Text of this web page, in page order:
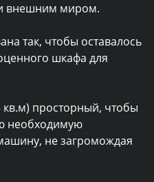
внешним миром.
так, чтобы оставалось
шкафа для
просторный, чтобы
необходимую
не загромождая